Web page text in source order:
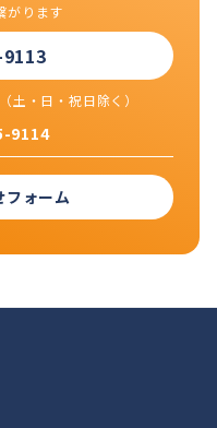
がります
・日・祝日除く）
9114
フォーム